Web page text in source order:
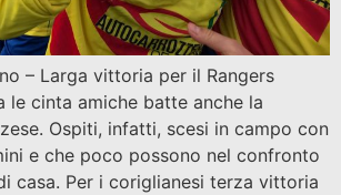
– Larga vittoria per il Rangers
le cinta amiche batte anche la
Ospiti, infatti, scesi in campo con
e che poco possono nel confronto
casa. Per i coriglianesi terza vittoria